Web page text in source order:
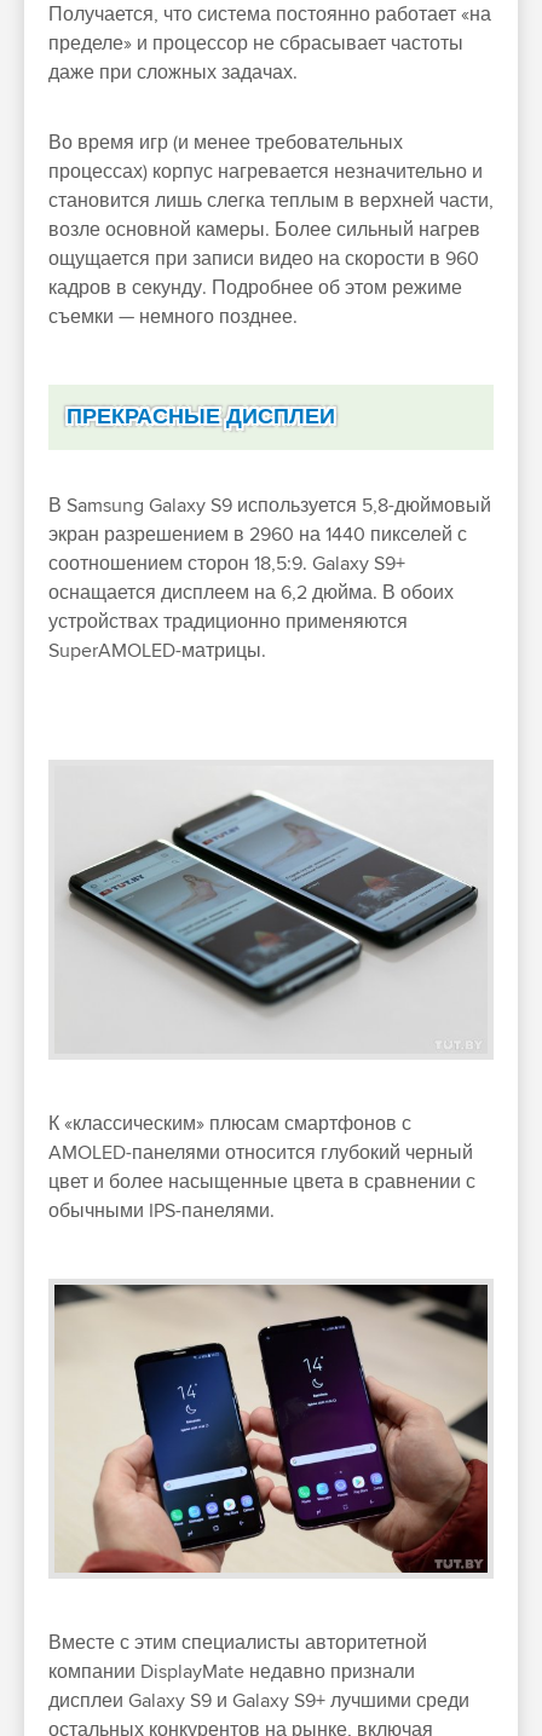
Получается, что система постоянно работает «на
пределе» и процессор не сбрасывает частоты
даже при сложных задачах.
Во время игр (и менее требовательных
процессах) корпус нагревается незначительно и
становится лишь слегка теплым в верхней части,
возле основной камеры. Более сильный нагрев
ощущается при записи видео на скорости в 960
кадров в секунду. Подробнее об этом режиме
съемки — немного позднее.
ПРЕКРАСНЫЕ ДИСПЛЕИ
В Samsung Galaxy S9 используется 5,8-дюймовый
экран разрешением в 2960 на 1440 пикселей с
соотношением сторон 18,5:9. Galaxy S9+
оснащается дисплеем на 6,2 дюйма. В обоих
устройствах традиционно применяются
SuperAMOLED-матрицы.
К «классическим» плюсам смартфонов с
AMOLED-панелями относится глубокий черный
цвет и более насыщенные цвета в сравнении с
обычными IPS-панелями.
Вместе с этим специалисты авторитетной
компании DisplayMate недавно признали
дисплеи Galaxy S9 и Galaxy S9+ лучшими среди
остальных конкурентов на рынке, включая